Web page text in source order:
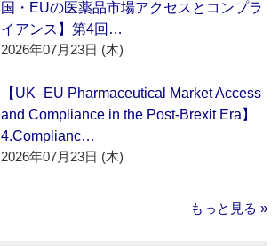
国・EUの医薬品市場アクセスとコンプラ
イアンス】第4回…
2026年07月23日 (木)
【UK–EU Pharmaceutical Market Access
and Compliance in the Post-Brexit Era】
4.Complianc…
2026年07月23日 (木)
もっと見る »